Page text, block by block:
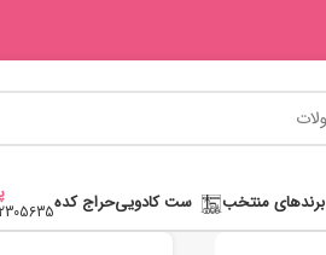
برندهای منتخب ست کادوییحراج کده